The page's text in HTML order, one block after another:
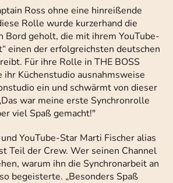
Ross ohne eine hinreißende
Rolle wurde kurzerhand die
Bord geholt, die mit ihrem YouTube-
einen der erfolgreichsten deutschen
Für ihre Rolle in THE BOSS
ihr Küchenstudio ausnahmsweise
ein und schwärmt von dieser
war meine erste Synchronrolle
viel Spaß gemacht!"
YouTube-Star Marti Fischer alias
Teil der Crew. Wer seinen Channel
warum ihn die Synchronarbeit an
begeisterte. „Besonders Spaß